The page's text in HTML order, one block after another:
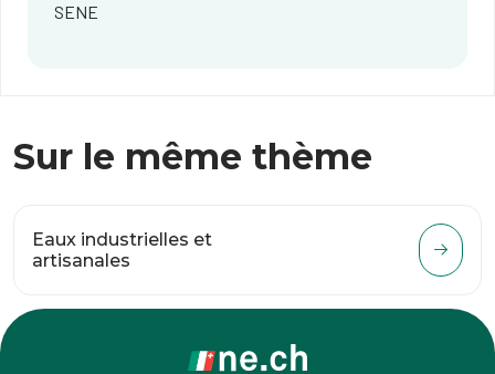
SENE
Sur le même thème
Eaux industrielles et
artisanales